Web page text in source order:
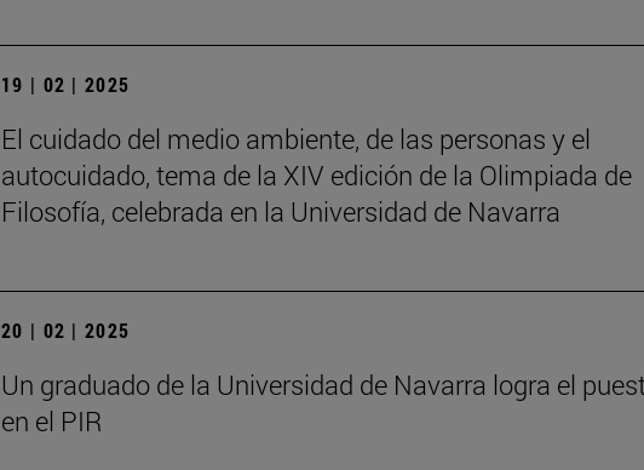
19 | 02 | 2025
El cuidado del medio ambiente, de las personas y el
autocuidado, tema de la XIV edición de la Olimpiada de
Filosofía, celebrada en la Universidad de Navarra
20 | 02 | 2025
Un graduado de la Universidad de Navarra logra el
en el PIR